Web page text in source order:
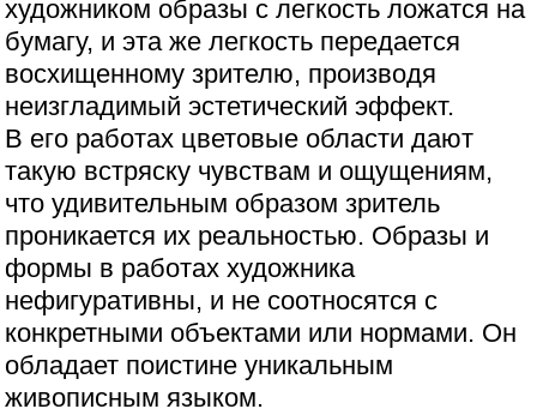
художником образы с легкость ложатся на
бумагу, и эта же легкость передается
восхищенному зрителю, производя
неизгладимый эстетический эффект.
В его работах цветовые области дают
такую встряску чувствам и ощущениям,
что удивительным образом зритель
проникается их реальностью. Образы и
формы в работах художника
нефигуративны, и не соотносятся с
конкретными объектами или нормами. Он
обладает поистине уникальным
живописным языком.